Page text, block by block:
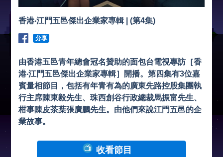
香港‧江門五邑傑出企業家專輯 | (第4集)
分享
由香港五邑青年總會冠名贊助的面包台電視專訪［香
港‧江門五邑傑出企業家專輯］開播。第四集有3位嘉
賓量相節目，包括有年青有為的廣東先路控股集團執
行主席陳東毅先生、珠西創谷行政總裁馬振富先生、
柑事陳皮茶葉張廣鵬先生。由他們來說江門五邑的企
業故事。
收看節目